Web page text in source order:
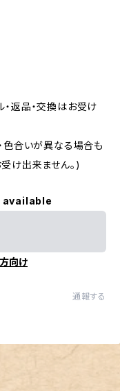
返品・交換はお受け
色合いが異なる場合も
け出来ません。)
向け
通報する